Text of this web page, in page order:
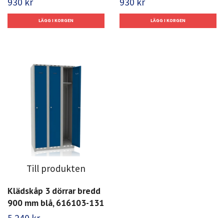
Till produkten
Klädskåp 3 dörrar bredd
900 mm blå, 616103-131